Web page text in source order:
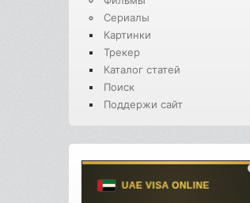
Сериалы
Картинки
Трекер
Каталог статей
Поиск
Поддержи сайт